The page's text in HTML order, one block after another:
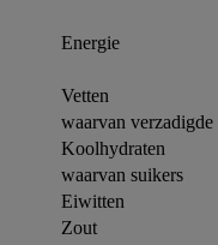
Energie
Vetten
waarvan verzadigde
Koolhydraten
waarvan suikers
Eiwitten
Zout